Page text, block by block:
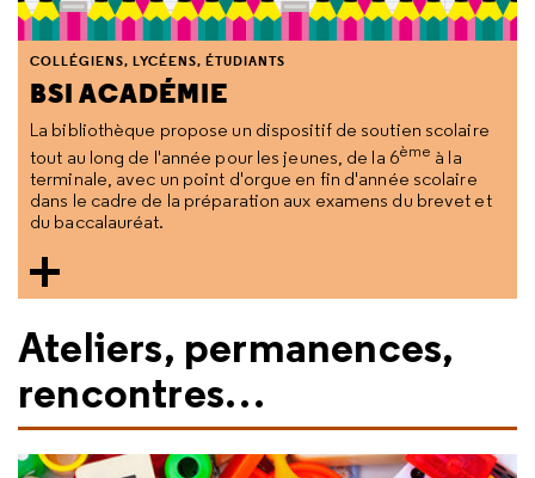
BSI ACADÉMIE
COLLÉGIENS, LYCÉENS, ÉTUDIANTS
La bibliothèque propose un dispositif de soutien scolaire
tout au long de l'année pour les jeunes, de la 6ème à la
terminale, avec un point d'orgue en fin d'année scolaire
dans le cadre de la préparation aux examens du brevet et
du baccalauréat.
Ateliers, permanences,
rencontres…